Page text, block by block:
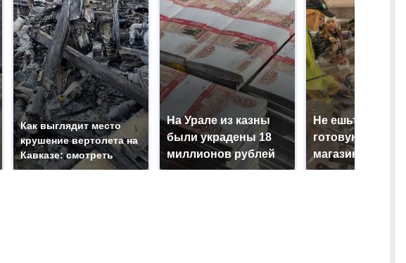
Как выглядит место
крушение вертолета на
Кавказе: смотреть
На Урале из казны
были украдены 18
миллионов рублей
Не ешьте эту
готовую еду из
магазина: список